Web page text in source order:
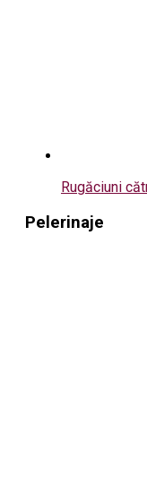
Rugăciuni
Pelerinaje